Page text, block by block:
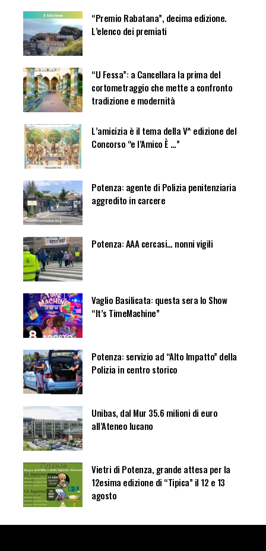
“Premio Rabatana”, decima edizione.
L’elenco dei premiati
“U Fessa”: a Cancellara la prima del
cortometraggio che mette a confronto
tradizione e modernità
L’amicizia è il tema della V^ edizione del
Concorso “e l’Amico È …”
Potenza: agente di Polizia penitenziaria
aggredito in carcere
Potenza: AAA cercasi… nonni vigili
Vaglio Basilicata: questa sera lo Show
“It’s TimeMachine”
Potenza: servizio ad “Alto Impatto” della
Polizia in centro storico
Unibas, dal Mur 35.6 milioni di euro
all’Ateneo lucano
Vietri di Potenza, grande attesa per la
12esima edizione di “Tipica” il 12 e 13
agosto